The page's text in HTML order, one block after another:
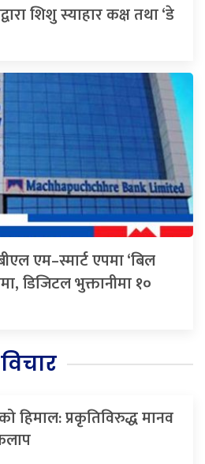
शिशु स्याहार कक्ष तथा ‘डे
एम–स्मार्ट एपमा ‘बिल
डिजिटल भुक्तानीमा १०
विचार
हिमाल: प्रकृतिविरुद्ध मानव